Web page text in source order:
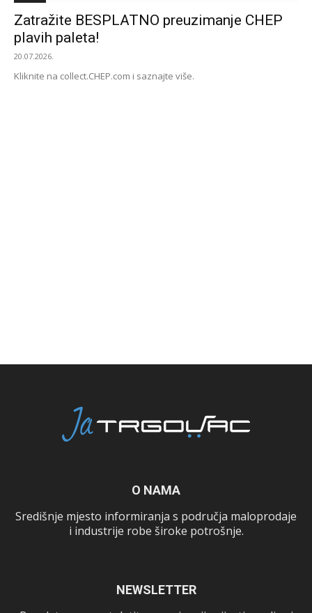
Zatražite BESPLATNO preuzimanje CHEP
plavih paleta!
20.07.2026.
Kliknite na collect.CHEP.com i saznajte više.
O NAMA
Središnje mjesto informiranja s područja maloprodaje
i industrije robe široke potrošnje.
NEWSLETTER